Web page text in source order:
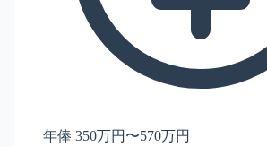
年俸 350万円〜570万円